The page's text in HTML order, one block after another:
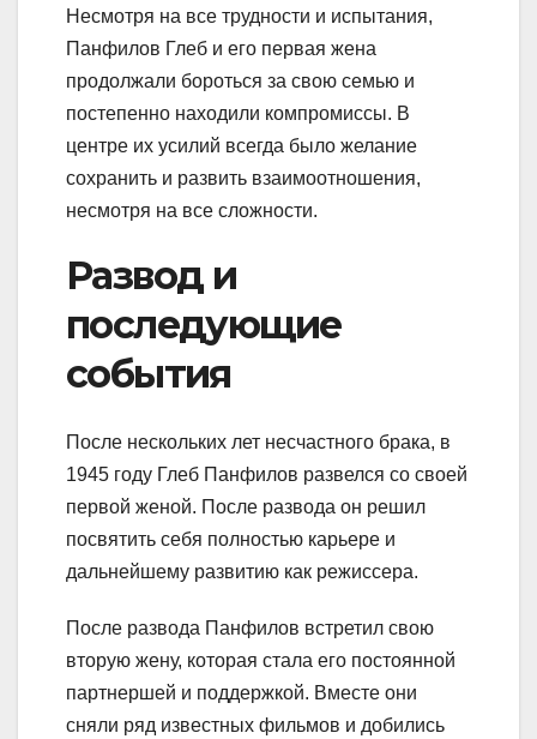
Несмотря на все трудности и испытания,
Панфилов Глеб и его первая жена
продолжали бороться за свою семью и
постепенно находили компромиссы. В
центре их усилий всегда было желание
сохранить и развить взаимоотношения,
несмотря на все сложности.
Развод и
последующие
события
После нескольких лет несчастного брака, в
1945 году Глеб Панфилов развелся со своей
первой женой. После развода он решил
посвятить себя полностью карьере и
дальнейшему развитию как режиссера.
После развода Панфилов встретил свою
вторую жену, которая стала его постоянной
партнершей и поддержкой. Вместе они
сняли ряд известных фильмов и добились